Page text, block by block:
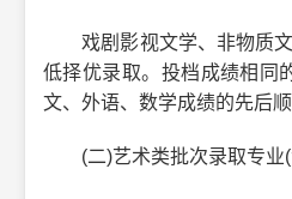
戏剧影视文学、非物质文
低择优录取。投档成绩相同
文、外语、数学成绩的先后
(二)艺术类批次录取专业(